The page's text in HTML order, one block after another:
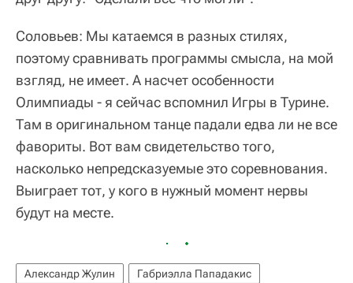
Соловьев: Мы катаемся в разных стилях,
поэтому сравнивать программы смысла, на мой
взгляд, не имеет. А насчет особенности
Олимпиады - я сейчас вспомнил Игры в Турине.
Там в оригинальном танце падали едва ли не все
фавориты. Вот вам свидетельство того,
насколько непредсказуемые это соревнования.
Выиграет тот, у кого в нужный момент нервы
будут на месте.
Александр Жулин
Габриэлла Пападакис